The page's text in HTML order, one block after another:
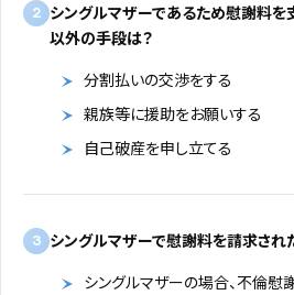
2 シングルマザーであるため慰謝料
以外の手段は？
分割払いの交渉をする
親族等に援助をお願いする
自己破産を申し立てる
3 シングルマザーで慰謝料を請求され
シングルマザーの場合、不倫慰